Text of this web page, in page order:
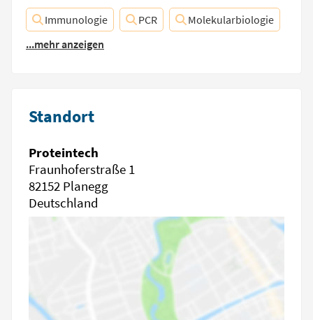
Immunologie PCR
Molekularbiologie
...mehr anzeigen
Standort
Proteintech
Fraunhoferstraße 1
82152 Planegg
Deutschland